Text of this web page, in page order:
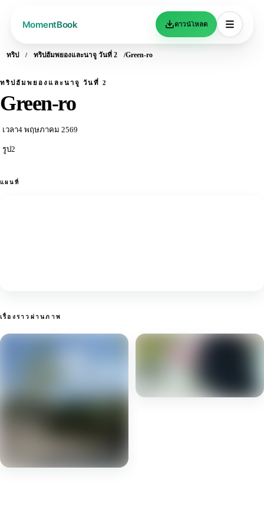
ดาวน์โหลด
ทริป ทริปฮัมพยองและนาจู วันที่ 2 Green-ro
ทริปฮัมพยองและนาจู วันที่ 2
Green-ro
เวลา4 พฤษภาคม 2569
รูป2
แผนที่
เรื่องราวผ่านภาพ